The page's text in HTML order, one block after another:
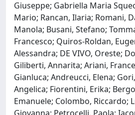
Giuseppe; Gabriella Maria
Mario; Rancan, Ilaria; Romani,
Manola; Busani, Stefano;
Francesco; Quiros-Roldan,
Alessandra; DE VIVO, Oreste;
Giliberti, Annarita; Ariani,
Gianluca; Andreucci, Elena;
Angelica; Fiorentini, Erika;
Emanuele; Colombo, Riccardo;